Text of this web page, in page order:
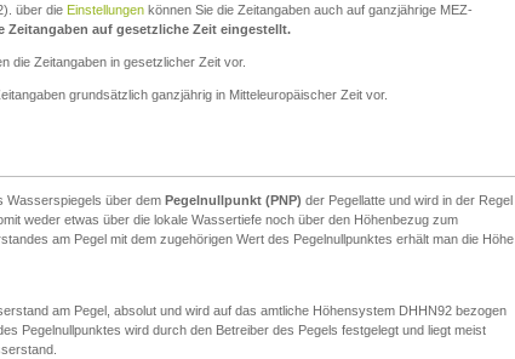
über die Einstellungen können Sie die Zeitangaben auch auf ganzjährige MEZ-
Zeitangaben auf gesetzliche Zeit eingestellt.
die Zeitangaben in gesetzlicher Zeit vor.
grundsätzlich ganzjährig in Mitteleuropäischer Zeit vor.
Wasserspiegels über dem Pegelnullpunkt (PNP) der Pegellatte und wird in der Regel
weder etwas über die lokale Wassertiefe noch über den Höhenbezug zum
am Pegel mit dem zugehörigen Wert des Pegelnullpunktes erhält man die Höhe
am Pegel, absolut und wird auf das amtliche Höhensystem DHHN92 bezogen
Pegelnullpunktes wird durch den Betreiber des Pegels festgelegt und liegt meist